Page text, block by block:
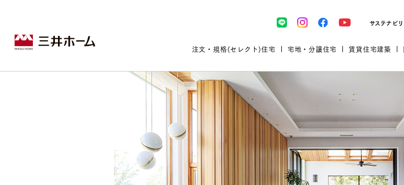
サステナビリ
注文・規格(セレクト)住宅
あなたの理想の住まいをかたちに プロが厳選した
宅地・分譲住宅
宅地・分譲住宅トップ
賃貸住宅建築
施設建築トップ